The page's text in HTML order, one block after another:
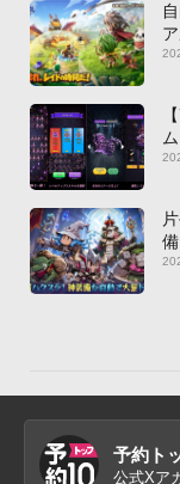
予約ト
公式Xア